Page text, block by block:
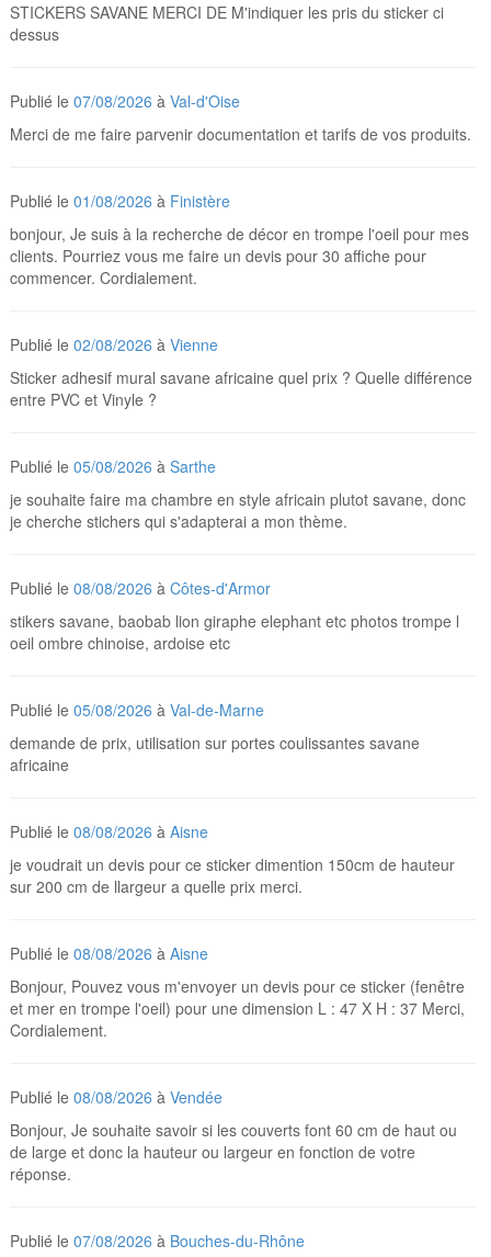
STICKERS SAVANE MERCI DE M'indiquer les pris du sticker ci
dessus
Publié le07/08/2026 àVal-d'Oise
Merci de me faire parvenir documentation et tarifs de vos produits.
Publié le01/08/2026 à Finistère
bonjour, Je suis à la recherche de décor en trompe l'oeil pour mes
clients. Pourriez vous me faire un devis pour 30 affiche pour
commencer. Cordialement.
Publié le02/08/2026 àVienne
Sticker adhesif mural savane africaine quel prix ? Quelle différence
entre PVC et Vinyle ?
Publié le05/08/2026 àSarthe
je souhaite faire ma chambre en style africain plutot savane, donc
je cherche stichers qui s'adapterai a mon thème.
Publié le08/08/2026 àCôtes-d'Armor
stikers savane, baobab lion giraphe elephant etc photos trompe l
oeil ombre chinoise, ardoise etc
Publié le05/08/2026 àVal-de-Marne
demande de prix, utilisation sur portes coulissantes savane
africaine
Publié le08/08/2026 àAisne
je voudrait un devis pour ce sticker dimention 150cm de hauteur
sur 200 cm de llargeur a quelle prix merci.
Publié le08/08/2026 àAisne
Bonjour, Pouvez vous m'envoyer un devis pour ce sticker (fenêtre
et mer en trompe l'oeil) pour une dimension L : 47 X H : 37 Merci,
Cordialement.
Publié le08/08/2026 àVendée
Bonjour, Je souhaite savoir si les couverts font 60 cm de haut ou
de large et donc la hauteur ou largeur en fonction de votre
réponse.
Publié le07/08/2026 à Bouches-du-Rhône